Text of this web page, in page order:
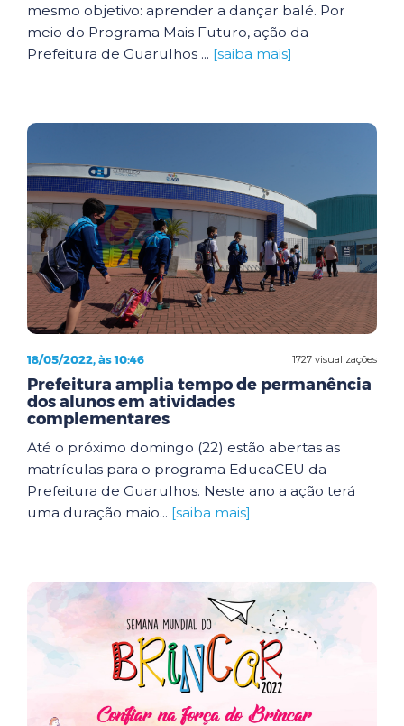
mesmo objetivo: aprender a dançar balé. Por
meio do Programa Mais Futuro, ação da
Prefeitura de Guarulhos ... [saiba mais]
1727 visualizações
18/05/2022, às 10:46
Prefeitura amplia tempo de permanência
dos alunos em atividades
complementares
Até o próximo domingo (22) estão abertas as
matrículas para o programa EducaCEU da
Prefeitura de Guarulhos. Neste ano a ação terá
uma duração maio... [saiba mais]